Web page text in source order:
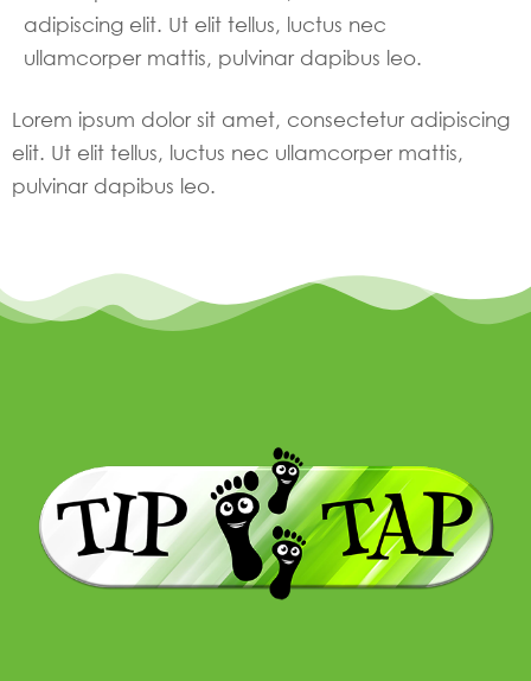
adipiscing elit. Ut elit tellus, luctus nec
ullamcorper mattis, pulvinar dapibus leo.
Lorem ipsum dolor sit amet, consectetur adipiscing
elit. Ut elit tellus, luctus nec ullamcorper mattis,
pulvinar dapibus leo.